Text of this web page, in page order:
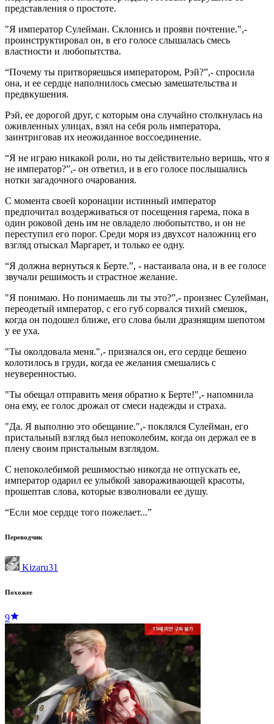
представления о простоте.
"Я император Сулейман. Склонись и прояви почтение.",-
проинструктировал он, в его голосе слышалась смесь
властности и любопытства.
“Почему ты притворяешься императором, Рэй?”,- спросила
она, и ее сердце наполнилось смесью замешательства и
предвкушения.
Рэй, ее дорогой друг, с которым она случайно столкнулась на
оживленных улицах, взял на себя роль императора,
заинтриговав их неожиданное воссоединение.
“Я не играю никакой роли, но ты действительно веришь, что я
не император?”,- он ответил, и в его голосе послышались
нотки загадочного очарования.
С момента своей коронации истинный император
предпочитал воздерживаться от посещения гарема, пока в
один роковой день им не овладело любопытство, и он не
переступил его порог. Среди моря из двухсот наложниц его
взгляд отыскал Маргарет, и только ее одну.
“Я должна вернуться к Берте.”, - настаивала она, и в ее голосе
звучали решимость и страстное желание.
"Я понимаю. Но понимаешь ли ты это?”,- произнес Сулейман,
переодетый император, с его губ сорвался тихий смешок,
когда он подошел ближе, его слова были дразнящим шепотом
у ее уха.
"Ты околдовала меня.",- признался он, его сердце бешено
колотилось в груди, когда ее желания смешались с
неуверенностью.
"Ты обещал отправить меня обратно к Берте!",- напомнила
она ему, ее голос дрожал от смеси надежды и страха.
"Да. Я выполню это обещание.",- поклялся Сулейман, его
пристальный взгляд был непоколебим, когда он держал ее в
плену своим пристальным взглядом.
С непоколебимой решимостью никогда не отпускать ее,
император одарил ее улыбкой завораживающей красоты,
прошептав слова, которые взволновали ее душу.
“Если мое сердце того пожелает...”
Переводчик
Kizaru31
Похожее
9